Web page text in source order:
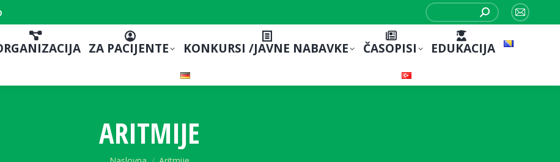
Search:
Mail
ZA PACIJENTE KONKURSI /JAVNE NABAVKE ČASOPISI EDUKACIJA
ARITMIJE
You are here: